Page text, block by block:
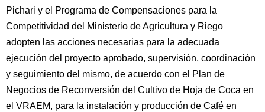
Pichari y el Programa de Compensaciones para la
Competitividad del Ministerio de Agricultura y Riego
adopten las acciones necesarias para la adecuada
ejecución del proyecto aprobado, supervisión, coordinación
y seguimiento del mismo, de acuerdo con el Plan de
Negocios de Reconversión del Cultivo de Hoja de Coca en
el VRAEM, para la instalación y producción de Café en